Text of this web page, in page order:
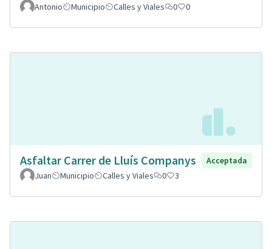
Antonio Municipio Calles y Viales 0 0
Asfaltar Carrer de Lluís Companys
Acceptada
Juan
Municipio Calles y Viales 0 3